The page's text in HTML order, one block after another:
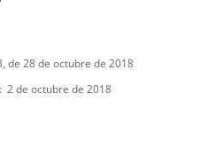
, de 28 de octubre de 2018
2 de octubre de 2018